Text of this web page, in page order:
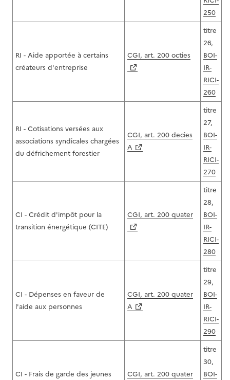
250
RI - Aide apportée à certains
créateurs d'entreprise
CGI, art. 200 octies
titre
26,
BOI-
IR-
RICI-
260
RI - Cotisations versées aux
associations syndicales chargées
du défrichement forestier
CGI, art. 200 decies
A
titre
27,
BOI-
IR-
RICI-
270
CI - Crédit d'impôt pour la
transition énergétique (CITE)
CGI, art. 200 quater
titre
28,
BOI-
IR-
RICI-
280
CI - Dépenses en faveur de
l'aide aux personnes
CGI, art. 200 quater
A
titre
29,
BOI-
IR-
RICI-
290
CI - Frais de garde des jeunes
CGI, art. 200 quater
titre
30,
BOI-